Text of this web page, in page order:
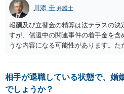
足下を見られてしまいますので、注意
に抵抗する可能性が高いのであれば、
離婚訴訟で離婚原因を主張し、判決へ
も少なくありません。見通し等を含め
よいと思います。
川添 圭 弁護士
報酬及び立替金の精算は法テラスの決
すが、償還中の関連事件の着手金を含
うな内容になる可能性があります。
情によって対応が違いますので、法
実です。
相手が退職している状態で、婚
でしょうか？